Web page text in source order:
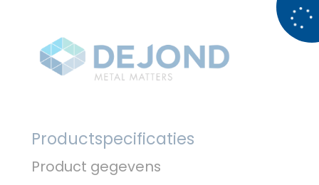
Productspecificaties
Product gegevens